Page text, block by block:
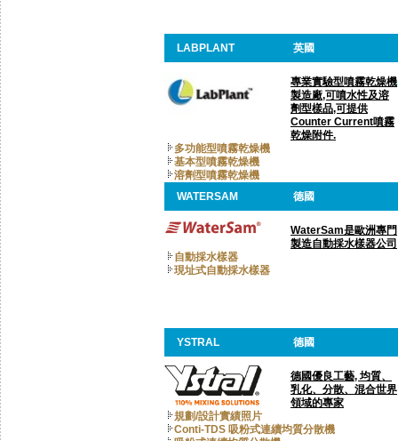
LABPLANT 英國
專業實驗型噴霧乾燥機
製造廠,可噴水性及溶
劑型樣品,可提供
Counter Current噴霧
乾燥附件.
多功能型噴霧乾燥機
基本型噴霧乾燥機
溶劑型噴霧乾燥機
WATERSAM
德國
WaterSam是歐洲專門
製造自動採水樣器公司
自動採水樣器
現址式自動採水樣器
YSTRAL 德國
德國優良工藝, 均質、
乳化、分散、混合世界
領域的專家
規劃/設計實績照片
Conti-TDS 吸粉式連續均質分散機